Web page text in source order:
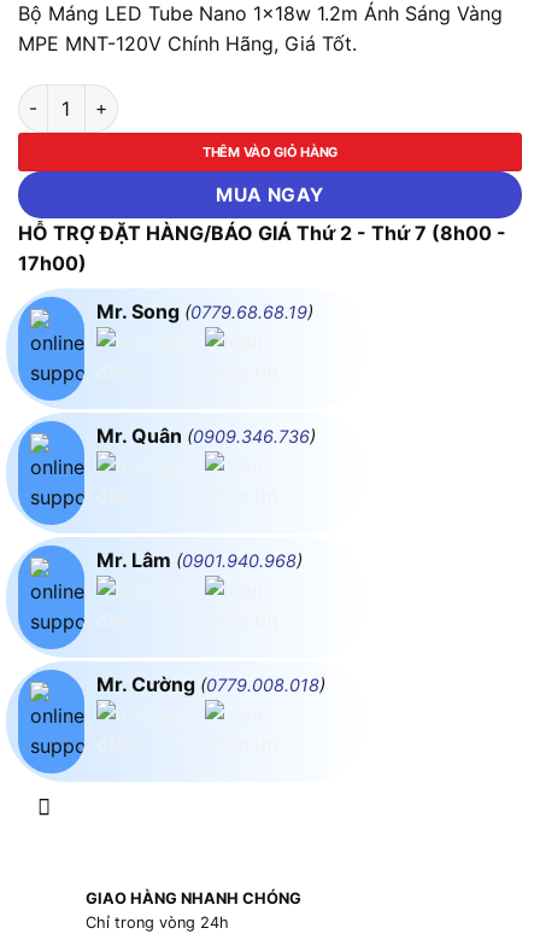
Bộ Máng LED Tube Nano 1x18w 1.2m Ánh Sáng Vàng
MPE MNT-120V Chính Hãng, Giá Tốt.
Bộ Máng LED Tube Nano 1x18w 1.2m Ánh Sáng Vàng MPE
THÊM VÀO GIỎ HÀNG
MUA NGAY
HỖ TRỢ ĐẶT HÀNG/BÁO GIÁ Thứ 2 - Thứ 7 (8h00 -
17h00)
Mr. Song (0779.68.68.19)
Mr. Quân (0909.346.736)
Mr. Lâm (0901.940.968)
Mr. Cường (0779.008.018)
GIAO HÀNG NHANH CHÓNG
Chỉ trong vòng 24h